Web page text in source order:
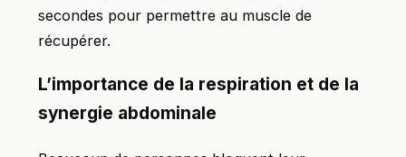
secondes pour permettre au muscle de
récupérer.
L’importance de la respiration et de la
synergie abdominale